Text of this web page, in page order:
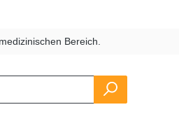
Bereich.